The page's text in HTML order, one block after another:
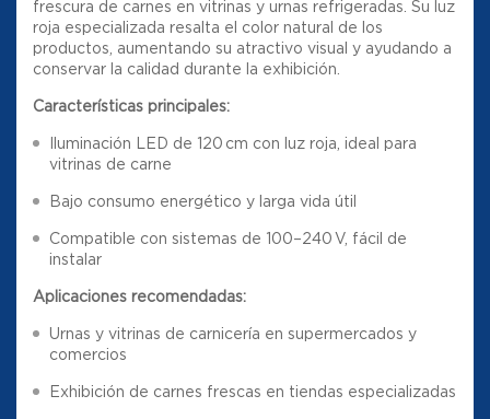
frescura de carnes en vitrinas y urnas refrigeradas. Su luz
roja especializada resalta el color natural de los
productos, aumentando su atractivo visual y ayudando a
conservar la calidad durante la exhibición.
Características principales:
Iluminación LED de 120 cm con luz roja, ideal para
vitrinas de carne
Bajo consumo energético y larga vida útil
Compatible con sistemas de 100–240 V, fácil de
instalar
Aplicaciones recomendadas:
Urnas y vitrinas de carnicería en supermercados y
comercios
Exhibición de carnes frescas en tiendas especializadas